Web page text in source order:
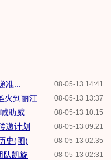
08-05-13 14:41
准...
08-05-13 13:37
火到丽江
08-05-13 10:15
助威
08-05-13 09:21
递计划
08-05-13 02:35
史(图)
08-05-13 02:31
队凯旋